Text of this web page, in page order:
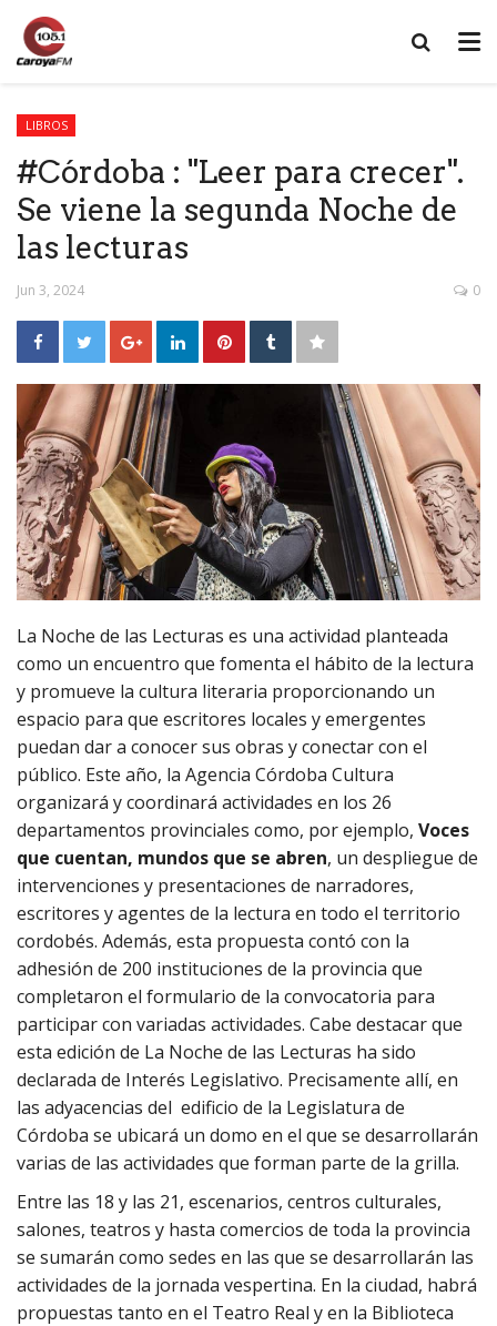
LIBROS
#Córdoba : "Leer para crecer".
Se viene la segunda Noche de
las lecturas
Jun 3, 2024 0
La Noche de las Lecturas es una actividad planteada
como un encuentro que fomenta el hábito de la lectura
y promueve la cultura literaria proporcionando un
espacio para que escritores locales y emergentes
puedan dar a conocer sus obras y conectar con el
público. Este año, la Agencia Córdoba Cultura
organizará y coordinará actividades en los 26
departamentos provinciales como, por ejemplo, Voces
que cuentan, mundos que se abren, un despliegue de
intervenciones y presentaciones de narradores,
escritores y agentes de la lectura en todo el territorio
cordobés. Además, esta propuesta contó con la
adhesión de 200 instituciones de la provincia que
completaron el formulario de la convocatoria para
participar con variadas actividades. Cabe destacar que
esta edición de La Noche de las Lecturas ha sido
declarada de Interés Legislativo. Precisamente allí, en
las adyacencias del edificio de la Legislatura de
Córdoba se ubicará un domo en el que se desarrollarán
varias de las actividades que forman parte de la grilla.
Entre las 18 y las 21, escenarios, centros culturales,
salones, teatros y hasta comercios de toda la provincia
se sumarán como sedes en las que se desarrollarán las
actividades de la jornada vespertina. En la ciudad, habrá
propuestas tanto en el Teatro Real y en la Biblioteca